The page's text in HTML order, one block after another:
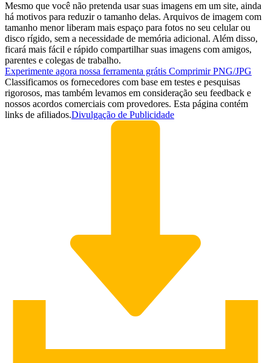
Mesmo que você não pretenda usar suas imagens em um site, ainda
há motivos para reduzir o tamanho delas. Arquivos de imagem com
tamanho menor liberam mais espaço para fotos no seu celular ou
disco rígido, sem a necessidade de memória adicional. Além disso,
ficará mais fácil e rápido compartilhar suas imagens com amigos,
parentes e colegas de trabalho.
Experimente agora nossa ferramenta grátis Comprimir PNG/JPG
Classificamos os fornecedores com base em testes e pesquisas
rigorosos, mas também levamos em consideração seu feedback e
nossos acordos comerciais com provedores. Esta página contém
links de afiliados.Divulgação de Publicidade